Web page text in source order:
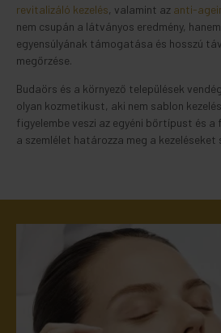
revitalizáló kezelés , valamint az anti-
nem csupán a látványos eredmény,
egyensúlyának támogatása és hosszú
megőrzése.
Budaörs és a környező települések
olyan kozmetikust, aki nem sablon
figyelembe veszi az egyéni bőrtípust és a
a szemlélet határozza meg a kezeléseket